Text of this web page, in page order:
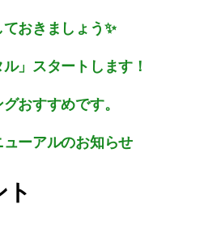
おきましょう✨
」スタートします！
おすすめです。
ーアルのお知らせ
ト